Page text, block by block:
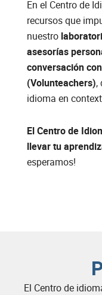
En el Centro de
recursos que
nuestro
asesorías
conversación
(Volunteachers),
idioma en
El Centro de
llevar tu
esperamos!
El Centro de